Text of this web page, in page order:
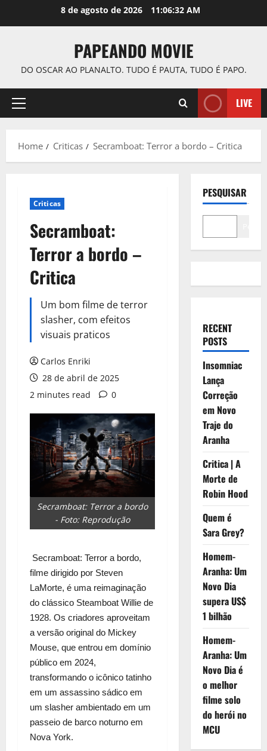
8 de agosto de 2026 11:06:33 AM
PAPEANDO MOVIE
DO OSCAR AO PLANALTO. TUDO É PAUTA, TUDO É PAPO.
Primary
LIVE
Home Criticas Secramboat: Terror a bordo – Critica
Criticas
Secramboat:
Terror a bordo –
Critica
Um bom filme de terror
slasher, com efeitos
visuais praticos
Carlos Enriki
28 de abril de 2025
2 minutes read
0
Secramboat: Terror a bordo
- Foto: Reprodução
Secramboat: Terror a bordo,
filme dirigido por Steven
LaMorte, é uma reimaginação
do clássico Steamboat Willie de
1928. Os criadores aproveitam
a versão original do Mickey
Mouse, que entrou em domínio
público em 2024,
transformando o icônico tatinho
em um assassino sádico em
um slasher ambientado em um
passeio de barco noturno em
Nova York.
PESQUISAR
RECENT
POSTS
Insomniac
Lança
Correção
em Novo
Traje do
Aranha
Critica | A
Morte de
Robin Hood
Quem é
Sara Grey?
Homem-
Aranha: Um
Novo Dia
supera US$
1 bilhão
Homem-
Aranha: Um
Novo Dia é
o melhor
filme solo
do herói no
MCU